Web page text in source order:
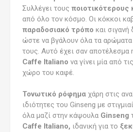
Συλλέγει τους
από όλο τον κόσμο. Οι κόκκοι
παραδοσιακό τρόπο και σιγανή
ώστε να βγάλουν όλα τα αρώματα
τους. Αυτό έχει σαν αποτέλεσμα
Caffe Italiano να γίνει μία από τις
χώρο του καφέ.
Τονωτικό ρόφημα χάρη στις
ιδιότητες του Ginseng με
όλα μαζί στην κάψουλα Ginseng
Caffe Italiano, ιδανική για το